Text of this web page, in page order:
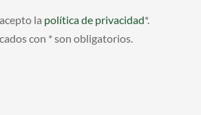
la política de privacidad*.
con * son obligatorios.